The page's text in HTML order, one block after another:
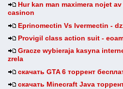
Hur kan man maximera nojet
casinon
Eprinomectin Vs Ivermectin -
Provigil class action suit -
Gracze wybieraja kasyna
zrela
скачать GTA 6 торрент
скачать Minecraft Java